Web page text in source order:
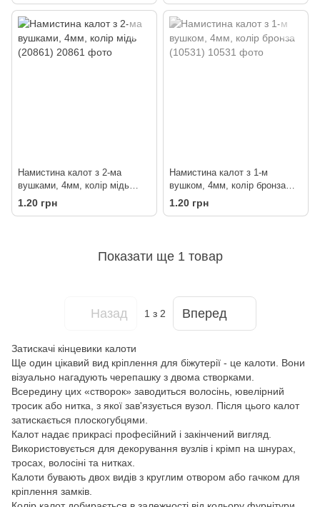
Намистина калот з 2-ма
вушками, 4мм, колір мідь
(20861)
1.20 грн
Намистина калот з 1-м
вушком, 4мм, колір бронза
(10531)
1.20 грн
Показати ще 1 товар
Назад 1 з 2 Вперед
Затискачі кінцевики калоти
Ще один цікавий вид кріплення для біжутерії - це калоти. Вони
візуально нагадують черепашку з двома створками.
Всередину цих «створок» заводиться волосінь, ювелірний
тросик або нитка, з якої зав'язується вузол. Після цього калот
затискається плоскогубцями.
Калот надає прикрасі професійний і закінчений вигляд.
Використовується для декорування вузлів і крімп на шнурах,
тросах, волосіні та нитках.
Калоти бувають двох видів з круглим отвором або гачком для
кріплення замків.